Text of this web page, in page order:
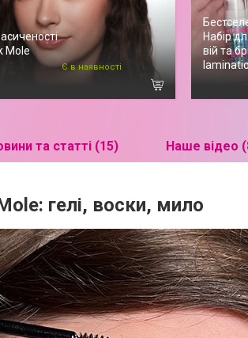
Mole
Є в наявності
Набір
вій та
та статті (15) Наше відео
гелі, воски, мило